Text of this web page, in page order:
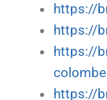
https://
https://
https://
https://